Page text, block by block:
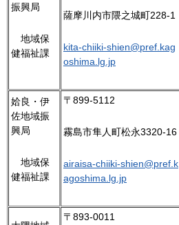
振興局
地域保
健福祉課
薩摩川内市隈之城町228-1
kita-chiiki-shien@pref.kag
oshima.lg.jp
姶良・伊
佐地域振
興局
地域保
健福祉課
〒899-5112
霧島市隼人町松永3320-16
airaisa-chiiki-shien@pref.k
agoshima.lg.jp
〒893-0011